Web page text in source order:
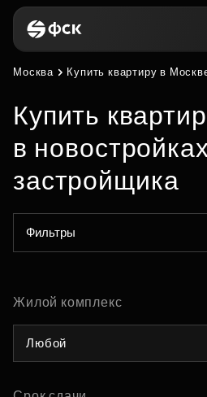
Москва Купить квартиру в
Купить
в
застройщика
Фильтры
Жилой комплекс
Любой